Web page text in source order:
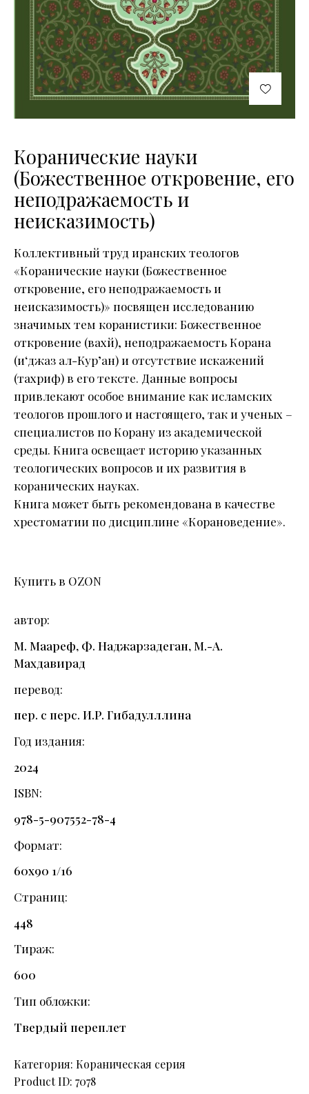
Коранические науки
(Божественное откровение, его
неподражаемость и
неисказимость)
Коллективный труд иранских теологов
«Коранические науки (Божественное
откровение, его неподражаемость и
неисказимость)» посвящен исследованию
значимых тем коранистики: Божественное
откровение (вахй), неподражаемость Корана
(и‘джаз ал-Кур’ан) и отсутствие искажений
(тахриф) в его тексте. Данные вопросы
привлекают особое внимание как исламских
теологов прошлого и настоящего, так и ученых –
специалистов по Корану из академической
среды. Книга освещает историю указанных
теологических вопросов и их развития в
коранических науках.
Книга может быть рекомендована в качестве
хрестоматии по дисциплине «Корановедение».
Купить в OZON
автор
М. Маареф, Ф. Наджарзадеган, М.-А.
Махдавирад
перевод
пер. с перс. И.Р. Гибадулллина
Год издания
2024
ISBN
978-5-907552-78-4
Формат
60х90 1/16
Страниц
448
Тираж
600
Тип обложки
Твердый переплет
Категория: Кораническая серия
Product ID: 7078